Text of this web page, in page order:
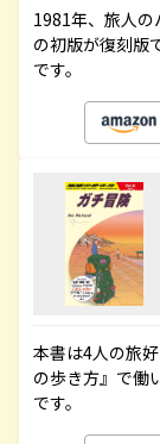
1981年、旅人
の初版が復刻版
です。
本書は4人の旅
の歩き方』で働
です。